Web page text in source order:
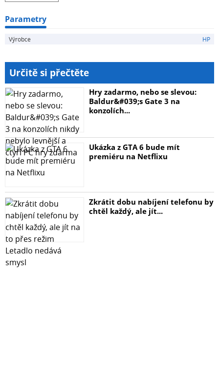
Parametry
Výrobce HP
Určitě si přečtěte
Hry zadarmo, nebo se slevou:
Baldur&#039;s Gate 3 na
konzolích...
Ukázka z GTA 6 bude mít
premiéru na Netflixu
Zkrátit dobu nabíjení telefonu by
chtěl každý, ale jít...